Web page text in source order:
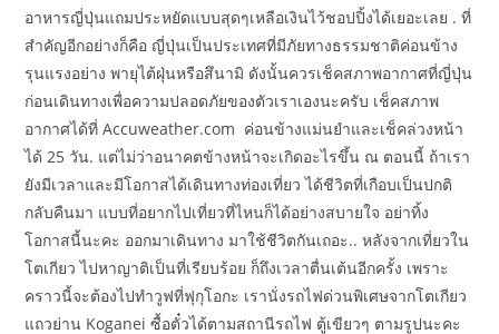
อาหารญี่ปุ่นแถมประหยัดแบบสุดๆเหลือเงินไว้ชอปปิ้งได้เยอะเลย . ที่
สำคัญอีกอย่างก็คือ ญี่ปุ่นเป็นประเทศที่มีภัยทางธรรมชาติค่อนข้าง
รุนแรงอย่าง พายุไต้ฝุ่นหรือสึนามิ ดังนั้นควรเช็คสภาพอากาศที่ญี่ปุ่น
ก่อนเดินทางเพื่อความปลอดภัยของตัวเราเองนะครับ เช็คสภาพ
อากาศได้ที่ Accuweather.com ค่อนข้างแม่นยำและเช็คล่วงหน้า
ได้ 25 วัน. แต่ไม่ว่าอนาคตข้างหน้าจะเกิดอะไรขึ้น ณ ตอนนี้ ถ้าเรา
ยังมีเวลาและมีโอกาสได้เดินทางท่องเที่ยว ได้ชีวิตที่เกือบเป็นปกติ
กลับคืนมา แบบที่อยากไปเที่ยวที่ไหนก็ได้อย่างสบายใจ อย่าทิ้ง
โอกาสนี้นะคะ ออกมาเดินทาง มาใช้ชีวิตกันเถอะ.. หลังจากเที่ยวใน
โตเกียว ไปหาญาติเป็นที่เรียบร้อย ก็ถึงเวลาตื่นเต้นอีกครั้ง เพราะ
คราวนี้จะต้องไปทำวูฟที่ฟุกุโอกะ เรานั่งรถไฟด่วนพิเศษจากโตเกียว
แถวย่าน Koganei ซื้อตั๋วได้ตามสถานีรถไฟ ตู้เขียวๆ ตามรูปนะคะ